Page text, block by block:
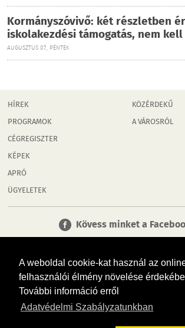
A weboldal cookie-kat használ az
felhasználói élmény növelése
További információ erről
Adatvédelmi Szabályzatunkban
Kormányszóvivő: két részletben
iskolakezdési támogatás, nem
AUGUSZTUS 07., PÉNTEK
HÍREK
PROGRAMOK
CÉGREGISZTER
KÉPEK
APRÓ
ÜGYELETEK
KÖZÉRDEKŰ
A VÁROSRÓL
Kövess minket a
Tudj meg többet városodról! Hírek,
menü, cégek…. és minden, ami